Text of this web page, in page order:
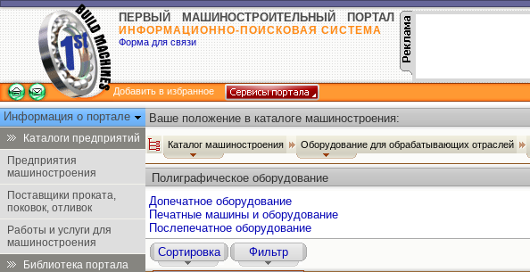
ПЕРВЫЙ МАШИНОСТРОИТЕЛЬНЫЙ ПОРТАЛ
ИНФОРМАЦИОННО-ПОИСКОВАЯ СИСТЕМА
Форма для связи
Добавить в избранное
Информация о портале
Каталоги предприятий
Предприятия
машиностроения
Поставщики проката,
поковок, отливок
Работы и услуги для
машиностроения
Библиотека портала
Ваше положение в каталоге машиностроения:
Каталог машиностроения Оборудование для обрабатывающих отраслей
Полиграфическое оборудование
Допечатное оборудование
Печатные машины и оборудование
Послепечатное оборудование
Сортировка Фильтр